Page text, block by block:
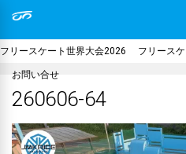
フリースケート世界大会2026 フリース
お問い合せ
260606-64